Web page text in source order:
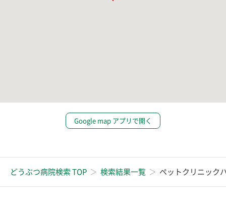
Google map アプリで開く
どうぶつ病院検索 TOP 検索結果一覧 ペットクリニック